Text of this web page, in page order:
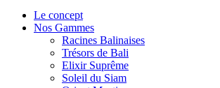
Le concept
Nos Gammes
Racines Balinaises
Trésors de Bali
Elixir Suprême
Soleil du Siam